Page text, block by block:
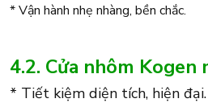
* Vận hành nhẹ nhàng, bền chắc.
4.2. Cửa nhôm
* Tiết kiệm diện tích, hiện đại.